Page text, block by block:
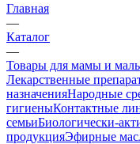
Главная
—
Каталог
—
Товары для мамы и
Лекарственные
назначенияНародные
гигиеныКонтактные
семьиБиологически-
продукцияЭфирные